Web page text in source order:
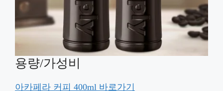
용량/가성비
아카페라 커피 400ml 바로가기